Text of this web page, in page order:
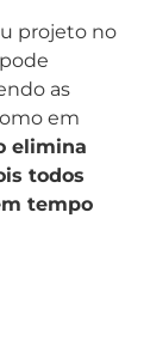
projeto no
as
em
elimina
todos
tempo